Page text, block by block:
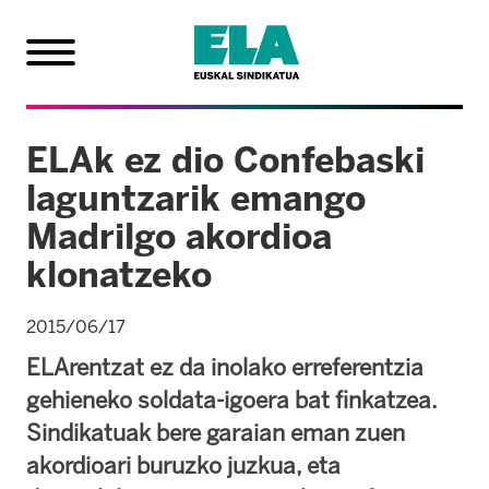
ELAk ez dio Confebaski
laguntzarik emango
Madrilgo akordioa
klonatzeko
2015/06/17
ELArentzat ez da inolako erreferentzia
gehieneko soldata-igoera bat finkatzea.
Sindikatuak bere garaian eman zuen
akordioari buruzko juzkua, eta